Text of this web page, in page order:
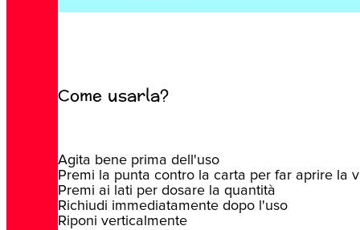
Come usarla?
Agita bene prima dell'uso
Premi la punta contro la carta per far aprire la
Premi ai lati per dosare la quantità
Richiudi immediatamente dopo l'uso
Riponi verticalmente